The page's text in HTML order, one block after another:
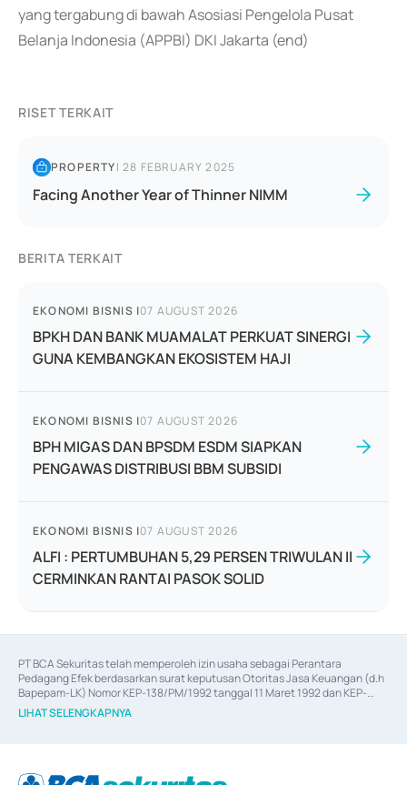
yang tergabung di bawah Asosiasi Pengelola Pusat
Belanja Indonesia (APPBI) DKI Jakarta (end)
RISET TERKAIT
PROPERTY|28 FEBRUARY 2025
Facing Another Year of Thinner NIMM
BERITA TERKAIT
EKONOMI BISNIS |07 AUGUST 2026
BPKH DAN BANK MUAMALAT PERKUAT SINERGI
GUNA KEMBANGKAN EKOSISTEM HAJI
EKONOMI BISNIS |07 AUGUST 2026
BPH MIGAS DAN BPSDM ESDM SIAPKAN
PENGAWAS DISTRIBUSI BBM SUBSIDI
EKONOMI BISNIS |07 AUGUST 2026
ALFI : PERTUMBUHAN 5,29 PERSEN TRIWULAN II
CERMINKAN RANTAI PASOK SOLID
PT BCA Sekuritas telah memperoleh izin usaha sebagai Perantara
Pedagang Efek berdasarkan surat keputusan Otoritas Jasa Keuangan (d.h
Bapepam-LK) Nomor KEP-138/PM/1992 tanggal 11 Maret 1992 dan KEP-
06/D.04/2014 tanggal 28 Februari 2014, izin usaha sebagai Penjamin Emisi
Efek berdasarkan surat keputusan Otoritas Jasa Keuangan Nomor KEP-
berdasarkan surat keputusan Otoritas Jasa Keuangan Nomor S-
LIHAT SELENGKAPNYA